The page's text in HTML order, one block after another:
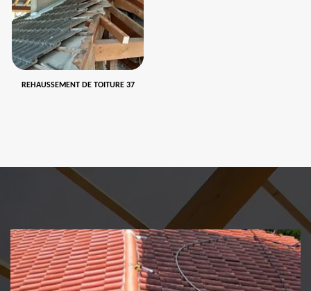
REHAUSSEMENT DE TOITURE 37